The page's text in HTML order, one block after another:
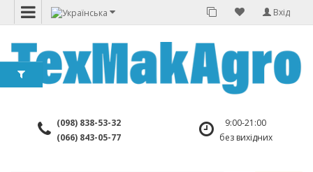
Вхід
(098) 838-53-32
(066) 843-05-77
9:00-21:00
без вихідних